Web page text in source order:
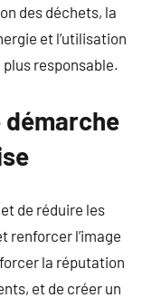
des déchets, la
et l’utilisation
responsable.
démarche
de réduire les
renforcer l’image
la réputation
et de créer un